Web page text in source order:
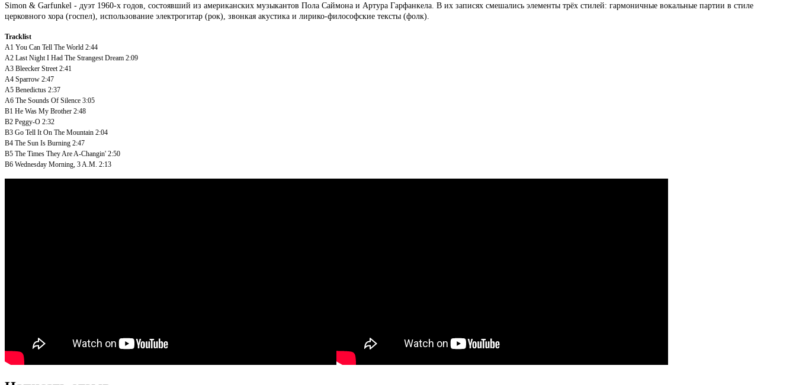
Simon & Garfunkel - дуэт 1960-х годов, состоявший из американских музыкантов Пола Саймона и Артура Гарфанкела. В их записях смешались элементы трёх стилей: гармоничные вокальные партии в стиле
церковного хора (госпел), использование электрогитар (рок), звонкая акустика и лирико-философские тексты (фолк).
Tracklist
A1 You Can Tell The World 2:44
A2 Last Night I Had The Strangest Dream 2:09
A3 Bleecker Street 2:41
A4 Sparrow 2:47
A5 Benedictus 2:37
A6 The Sounds Of Silence 3:05
B1 He Was My Brother 2:48
B2 Peggy-O 2:32
B3 Go Tell It On The Mountain 2:04
B4 The Sun Is Burning 2:47
B5 The Times They Are A-Changin' 2:50
B6 Wednesday Morning, 3 A.M. 2:13